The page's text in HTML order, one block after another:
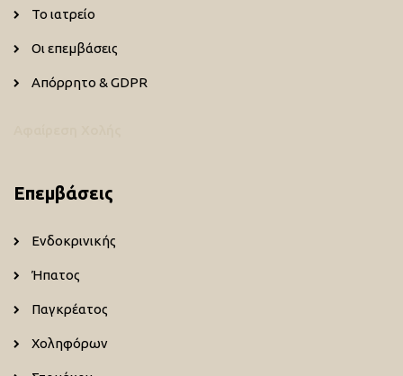
Το ιατρείο
Οι επεμβάσεις
Απόρρητο & GDPR
Επεμβάσεις
Ενδοκρινικής
Ήπατος
Παγκρέατος
Χοληφόρων